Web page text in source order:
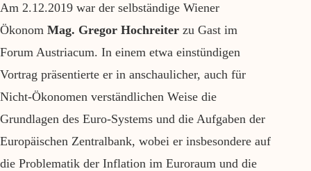
Am 2.12.2019 war der selbständige Wiener
Ökonom Mag. Gregor Hochreiter zu Gast im
Forum Austriacum. In einem etwa einstündigen
Vortrag präsentierte er in anschaulicher, auch für
Nicht-Ökonomen verständlichen Weise die
Grundlagen des Euro-Systems und die Aufgaben der
Europäischen Zentralbank, wobei er insbesondere auf
die Problematik der Inflation im Euroraum und die